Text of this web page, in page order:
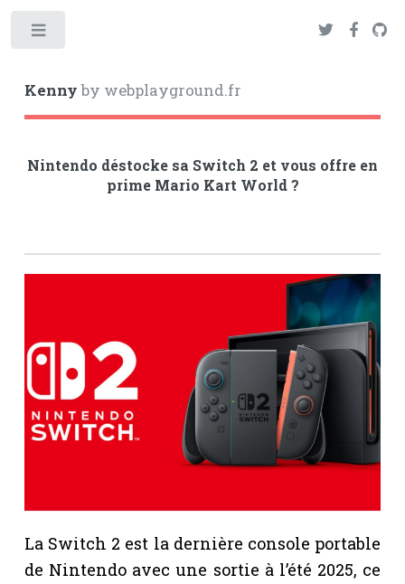
Kennyby webplayground.fr
Nintendo déstocke sa Switch 2 et vous offre en
prime Mario Kart World ?
La Switch 2 est la dernière console portable
de Nintendo avec une sortie à l’été 2025, ce